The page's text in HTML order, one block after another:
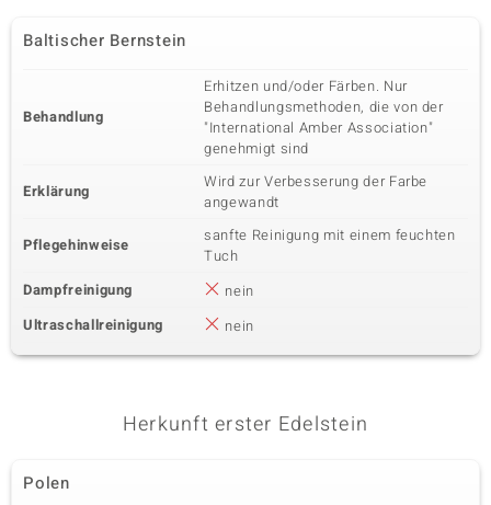
Baltischer Bernstein
Behandlung
Erhitzen und/oder Färben. Nur
Behandlungsmethoden, die von der
"International Amber Association"
genehmigt sind
Erklärung
Wird zur Verbesserung der Farbe
angewandt
Pflegehinweise
sanfte Reinigung mit einem feuchten
Tuch
Dampfreinigung
nein
Ultraschallreinigung
nein
Herkunft erster Edelstein
Polen